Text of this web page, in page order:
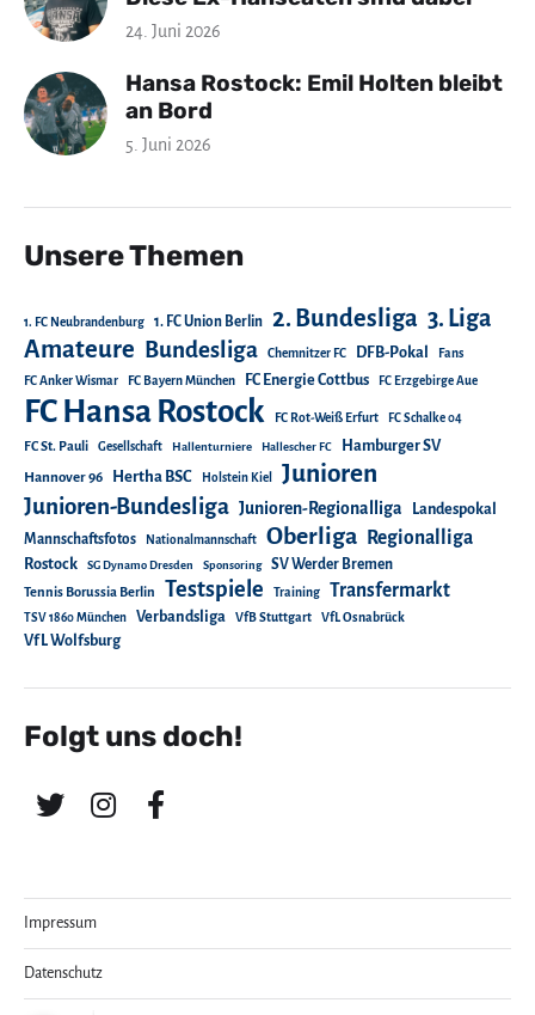
24. Juni 2026
Hansa Rostock: Emil Holten bleibt
an Bord
5. Juni 2026
Unsere Themen
1. FC Neubrandenburg 1. FC Union Berlin 2. Bundesliga 3. Liga
Amateure Bundesliga Chemnitzer FC DFB-Pokal Fans
FC Anker Wismar FC Bayern München FC Energie Cottbus FC Erzgebirge Aue
FC Hansa Rostock FC Rot-Weiß Erfurt FC Schalke 04
FC St. Pauli Gesellschaft Hallenturniere Hallescher FC Hamburger SV
Hannover 96 Hertha BSC Holstein Kiel Junioren
Junioren-Bundesliga Junioren-Regionalliga
Landespokal
Mannschaftsfotos
Nationalmannschaft Oberliga Regionalliga
Rostock SG Dynamo Dresden Sponsoring SV Werder Bremen
Tennis Borussia Berlin Testspiele Training Transfermarkt
TSV 1860 München Verbandsliga VfB Stuttgart VfL Osnabrück
VfL Wolfsburg
Folgt uns doch!
Impressum
Datenschutz